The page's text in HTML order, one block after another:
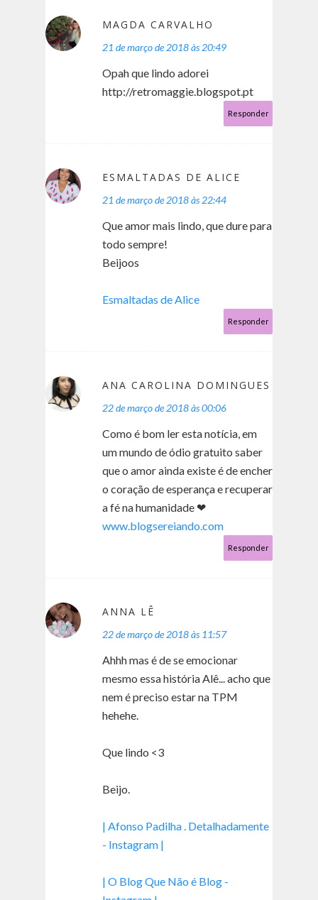
MAGDA CARVALHO
21 de março de 2018 às 20:49
Opah que lindo adorei
http://retromaggie.blogspot.pt
Responder
ESMALTADAS DE ALICE
21 de março de 2018 às 22:44
Que amor mais lindo, que dure para
todo sempre!
Beijoos
Esmaltadas de Alice
Responder
ANA CAROLINA DOMINGUES
22 de março de 2018 às 00:06
Como é bom ler esta notícia, em
um mundo de ódio gratuito saber
que o amor ainda existe é de encher
o coração de esperança e recuperar
a fé na humanidade ❤
www.blogsereiando.com
Responder
ANNA LÊ
22 de março de 2018 às 11:57
Ahhh mas é de se emocionar
mesmo essa história Alê... acho que
nem é preciso estar na TPM
hehehe.
Que lindo <3
Beijo.
| Afonso Padilha . Detalhadamente
- Instagram |
| O Blog Que Não é Blog -